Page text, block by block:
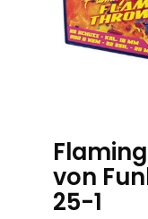
von
25-1